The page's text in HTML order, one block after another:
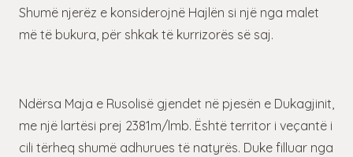
Shumë njerëz e konsiderojnë Hajlën si një nga malet
më të bukura, për shkak të kurrizorës së saj.
Ndërsa Maja e Rusolisë gjendet në pjesën e Dukagjinit,
me një lartësi prej 2381m/lmb. Është territor i veçantë i
cili tërheq shumë adhurues të natyrës. Duke filluar nga